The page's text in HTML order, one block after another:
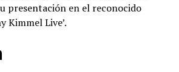
presentación en el reconocido
Kimmel Live’.